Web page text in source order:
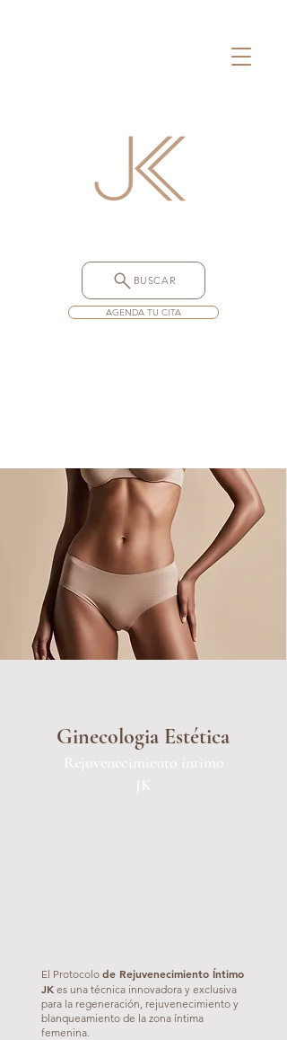
BUSCAR
AGENDA TU CITA
Rejuvenecimiento íntimo
JK
Ginecologia Estética
El Protocolo de Rejuvenecimiento Íntimo
JK es una técnica innovadora y exclusiva
para la regeneración, rejuvenecimiento y
blanqueamiento de la zona íntima
femenina.